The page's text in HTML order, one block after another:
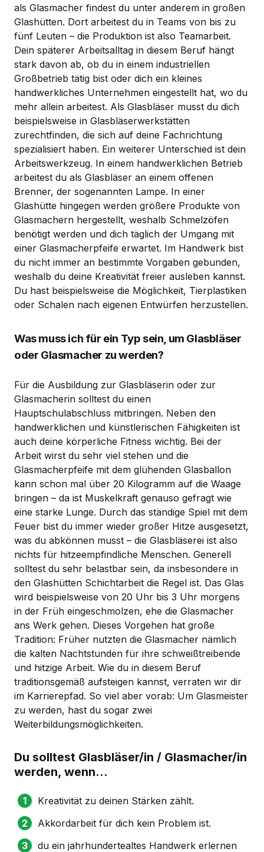
als Glasmacher findest du unter anderem in großen
Glashütten. Dort arbeitest du in Teams von bis zu
fünf Leuten – die Produktion ist also Teamarbeit.
Dein späterer Arbeitsalltag in diesem Beruf hängt
stark davon ab, ob du in einem industriellen
Großbetrieb tätig bist oder dich ein kleines
handwerkliches Unternehmen eingestellt hat, wo du
mehr allein arbeitest. Als Glasbläser musst du dich
beispielsweise in Glasbläserwerkstätten
zurechtfinden, die sich auf deine Fachrichtung
spezialisiert haben. Ein weiterer Unterschied ist dein
Arbeitswerkzeug. In einem handwerklichen Betrieb
arbeitest du als Glasbläser an einem offenen
Brenner, der sogenannten Lampe. In einer
Glashütte hingegen werden größere Produkte von
Glasmachern hergestellt, weshalb Schmelzöfen
benötigt werden und dich täglich der Umgang mit
einer Glasmacherpfeife erwartet. Im Handwerk bist
du nicht immer an bestimmte Vorgaben gebunden,
weshalb du deine Kreativität freier ausleben kannst.
Du hast beispielsweise die Möglichkeit, Tierplastiken
oder Schalen nach eigenen Entwürfen herzustellen.
Was muss ich für ein Typ sein, um Glasbläser
oder Glasmacher zu werden?
Für die Ausbildung zur Glasbläserin oder zur
Glasmacherin solltest du einen
Hauptschulabschluss mitbringen. Neben den
handwerklichen und künstlerischen Fähigkeiten ist
auch deine körperliche Fitness wichtig. Bei der
Arbeit wirst du sehr viel stehen und die
Glasmacherpfeife mit dem glühenden Glasballon
kann schon mal über 20 Kilogramm auf die Waage
bringen – da ist Muskelkraft genauso gefragt wie
eine starke Lunge. Durch das ständige Spiel mit dem
Feuer bist du immer wieder großer Hitze ausgesetzt,
was du abkönnen musst – die Glasbläserei ist also
nichts für hitzeempfindliche Menschen. Generell
solltest du sehr belastbar sein, da insbesondere in
den Glashütten Schichtarbeit die Regel ist. Das Glas
wird beispielsweise von 20 Uhr bis 3 Uhr morgens
in der Früh eingeschmolzen, ehe die Glasmacher
ans Werk gehen. Dieses Vorgehen hat große
Tradition: Früher nutzten die Glasmacher nämlich
die kalten Nachtstunden für ihre schweißtreibende
und hitzige Arbeit. Wie du in diesem Beruf
traditionsgemäß aufsteigen kannst, verraten wir dir
im Karrierepfad. So viel aber vorab: Um Glasmeister
zu werden, hast du sogar zwei
Weiterbildungsmöglichkeiten.
Du solltest Glasbläser/in / Glasmacher/in
werden, wenn...
Kreativität zu deinen Stärken zählt.
Akkordarbeit für dich kein Problem ist.
du ein jahrhundertealtes Handwerk erlernen